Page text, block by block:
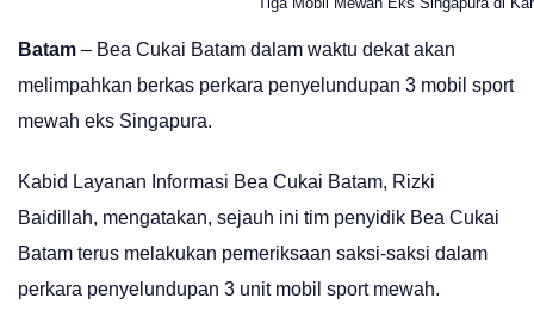
Batam – Bea Cukai Batam dalam waktu dekat akan
melimpahkan berkas perkara penyelundupan 3 mobil sport
mewah eks Singapura.
Kabid Layanan Informasi Bea Cukai Batam, Rizki
Baidillah, mengatakan, sejauh ini tim penyidik Bea Cukai
Batam terus melakukan pemeriksaan saksi-saksi dalam
perkara penyelundupan 3 unit mobil sport mewah.